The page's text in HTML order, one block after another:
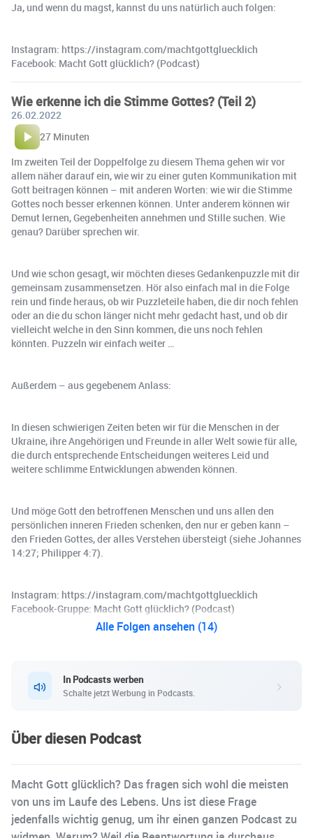
Ja, und wenn du magst, kannst du uns natürlich auch folgen:
Instagram: https://instagram.com/machtgottgluecklich
Facebook: Macht Gott glücklich? (Podcast)
Wie erkenne ich die Stimme Gottes? (Teil 2)
26.02.2022
27 Minuten
Im zweiten Teil der Doppelfolge zu diesem Thema gehen wir vor
allem näher darauf ein, wie wir zu einer guten Kommunikation mit
Gott beitragen können – mit anderen Worten: wie wir die Stimme
Gottes noch besser erkennen können. Unter anderem können wir
Demut lernen, Gegebenheiten annehmen und Stille suchen. Wie
genau? Darüber sprechen wir.
Und wie schon gesagt, wir möchten dieses Gedankenpuzzle mit dir
gemeinsam zusammensetzen. Hör also einfach mal in die Folge
rein und finde heraus, ob wir Puzzleteile haben, die dir noch fehlen
oder an die du schon länger nicht mehr gedacht hast, und ob dir
vielleicht welche in den Sinn kommen, die uns noch fehlen
könnten. Puzzeln wir einfach weiter …
Außerdem – aus gegebenem Anlass:
In diesen schwierigen Zeiten beten wir für die Menschen in der
Ukraine, ihre Angehörigen und Freunde in aller Welt sowie für alle,
die durch entsprechende Entscheidungen weiteres Leid und
weitere schlimme Entwicklungen abwenden können.
Und möge Gott den betroffenen Menschen und uns allen den
persönlichen inneren Frieden schenken, den nur er geben kann –
den Frieden Gottes, der alles Verstehen übersteigt (siehe Johannes
14:27; Philipper 4:7).
Instagram: https://instagram.com/machtgottgluecklich
Facebook-Gruppe: Macht Gott glücklich? (Podcast)
Alle Folgen ansehen (14)
In Podcasts werben
Schalte jetzt Werbung in Podcasts.
Über diesen Podcast
Macht Gott glücklich? Das fragen sich wohl die meisten
von uns im Laufe des Lebens. Uns ist diese Frage
jedenfalls wichtig genug, um ihr einen ganzen Podcast zu